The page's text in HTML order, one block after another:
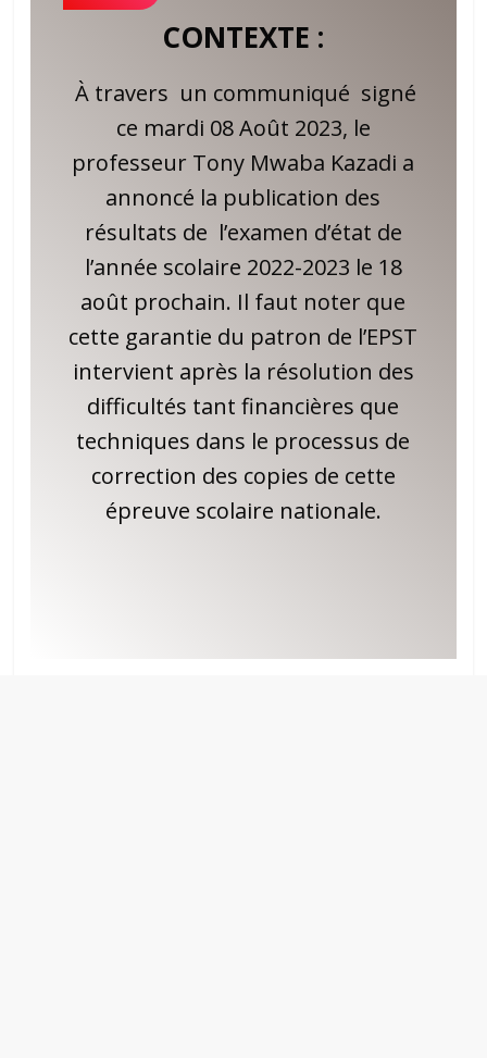
CONTEXTE :
À travers un communiqué signé
ce mardi 08 Août 2023, le
professeur Tony Mwaba Kazadi a
annoncé la publication des
résultats de l’examen d’état de
l’année scolaire 2022-2023 le 18
août prochain. Il faut noter que
cette garantie du patron de l’EPST
intervient après la résolution des
difficultés tant financières que
techniques dans le processus de
correction des copies de cette
épreuve scolaire nationale.